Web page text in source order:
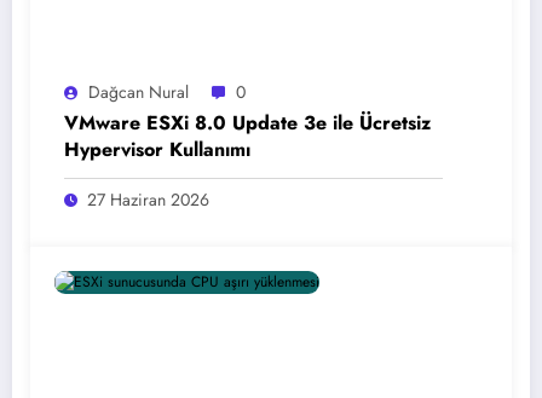
Dağcan Nural 0
VMware ESXi 8.0 Update 3e ile Ücretsiz
Hypervisor Kullanımı
27 Haziran 2026